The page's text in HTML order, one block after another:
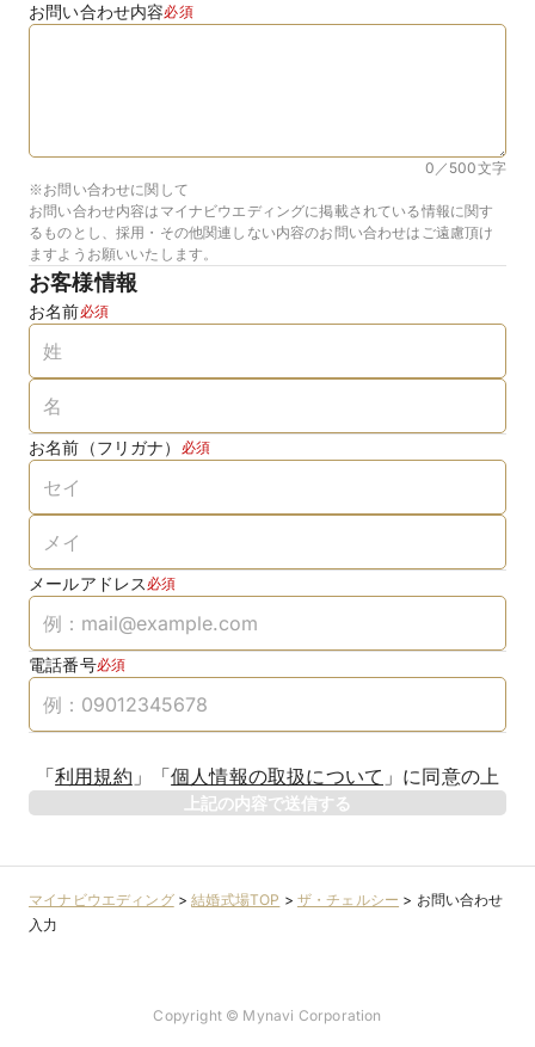
お問い合わせ内容必須
0／500文字
※お問い合わせに関して
お問い合わせ内容はマイナビウエディングに掲載されている情報に関す
るものとし、採用・その他関連しない内容のお問い合わせはご遠慮頂け
ますようお願いいたします。
お客様情報
お名前必須
お名前（フリガナ） 必須
メールアドレス 必須
電話番号必須
「利用規約 」 「個人情報の取扱について 」 に同意の上
上記の内容で送信する
マイナビウエディング>結婚式場TOP > ザ・チェルシー > お問い合わせ
入力
Copyright © Mynavi Corporation